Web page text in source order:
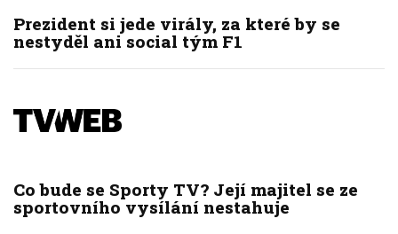
Prezident si jede virály, za které by se
nestyděl ani social tým F1
Co bude se Sporty TV? Její majitel se ze
sportovního vysílání nestahuje